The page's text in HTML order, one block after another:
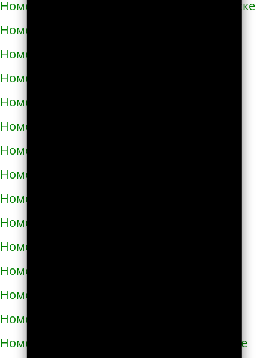
Номера телефонов такси в Южноукраинске
Номера телефонов такси в Яворове
Номера телефонов такси в Яготине
Номера телефонов такси в Абазе
Номера телефонов такси в Абакане
Номера телефонов такси в Абдулино
Номера телефонов такси в Абинске
Номера телефонов такси в Агидели
Номера телефонов такси в Агинском
Номера телефонов такси в Агрызе
Номера телефонов такси в Адыгейске
Номера телефонов такси в Азнакаево
Номера телефонов такси в Азове
Номера телефонов такси в Ак-Довураке
Номера телефонов такси в Академгородке